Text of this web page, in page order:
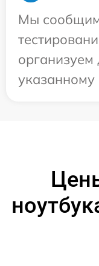
Мы
организуем
указанному